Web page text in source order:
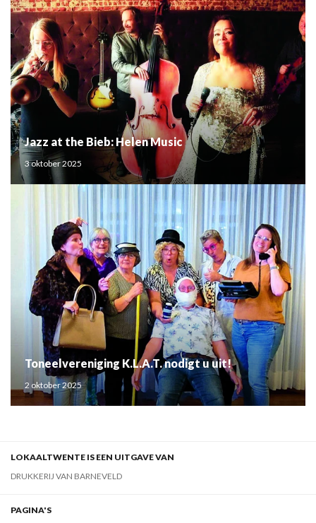
Jazz at the Bieb: Helen Music
3 oktober 2025
Toneelvereniging K.L.A.T. nodigt u uit!
2 oktober 2025
LOKAALTWENTE IS EEN UITGAVE VAN
DRUKKERIJ VAN BARNEVELD
PAGINA'S